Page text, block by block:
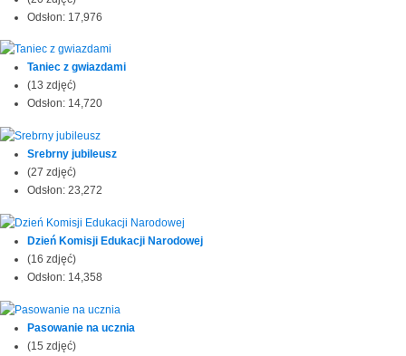
Odsłon: 17,976
Taniec z gwiazdami
(13 zdjęć)
Odsłon: 14,720
Srebrny jubileusz
(27 zdjęć)
Odsłon: 23,272
Dzień Komisji Edukacji Narodowej
(16 zdjęć)
Odsłon: 14,358
Pasowanie na ucznia
(15 zdjęć)